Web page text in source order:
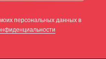
персональных данных в